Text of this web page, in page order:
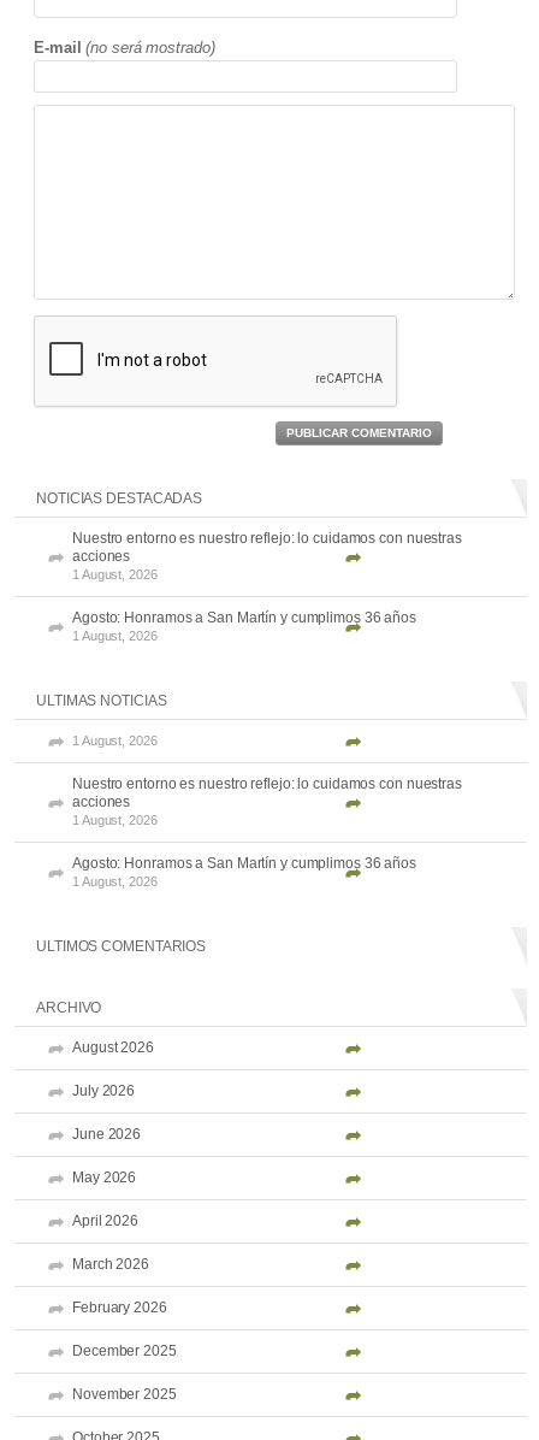
E-mail (no será mostrado)
PUBLICAR COMENTARIO
NOTICIAS DESTACADAS
Nuestro entorno es nuestro reflejo: lo cuidamos con nuestras
acciones
1 August, 2026
Agosto: Honramos a San Martín y cumplimos 36 años
1 August, 2026
ULTIMAS NOTICIAS
1 August, 2026
Nuestro entorno es nuestro reflejo: lo cuidamos con nuestras
acciones
1 August, 2026
Agosto: Honramos a San Martín y cumplimos 36 años
1 August, 2026
ULTIMOS COMENTARIOS
ARCHIVO
August 2026
July 2026
June 2026
May 2026
April 2026
March 2026
February 2026
December 2025
November 2025